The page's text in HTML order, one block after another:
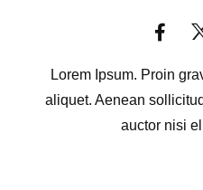
Lorem Ipsum. Proin
aliquet. Aenean
auctor nisi